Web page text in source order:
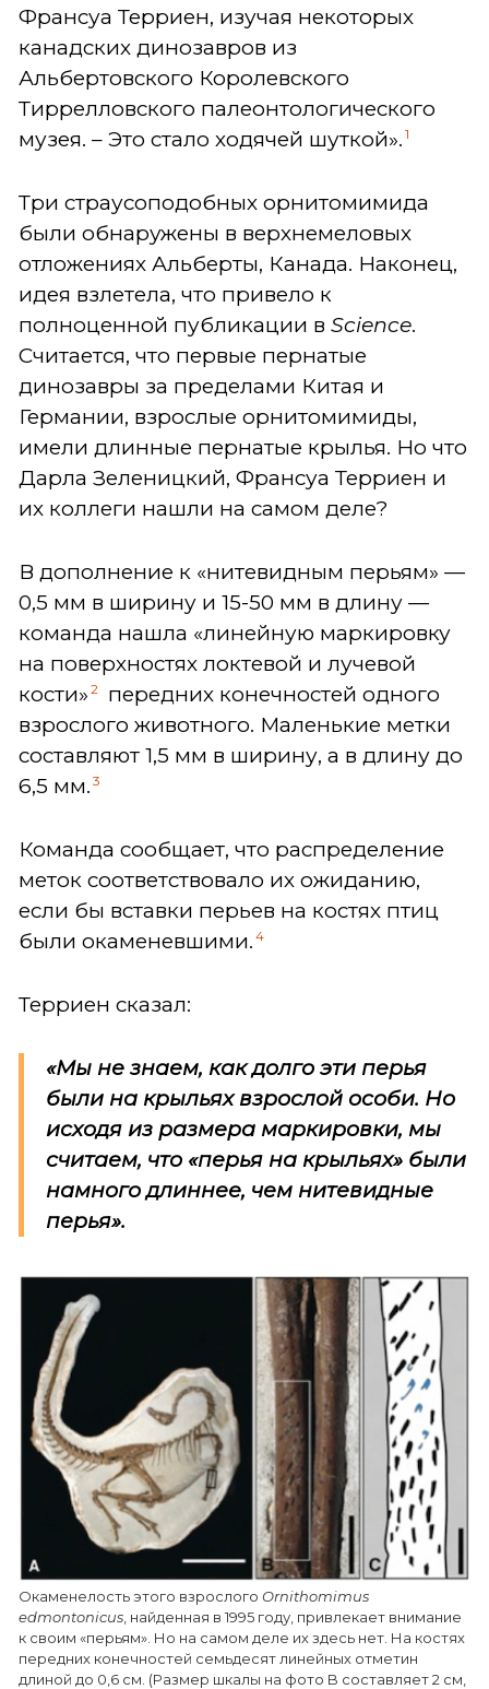
Франсуа Терриен, изучая некоторых
канадских динозавров из
Альбертовского Королевского
Тиррелловского палеонтологического
музея. – Это стало ходячей шуткой». 1
Три страусоподобных орнитомимида
были обнаружены в верхнемеловых
отложениях Альберты, Канада. Наконец,
идея взлетела, что привело к
полноценной публикации в Science.
Считается, что первые пернатые
динозавры за пределами Китая и
Германии, взрослые орнитомимиды,
имели длинные пернатые крылья. Но что
Дарла Зеленицкий, Франсуа Терриен и
их коллеги нашли на самом деле?
В дополнение к «нитевидным перьям» —
0,5 мм в ширину и 15-50 мм в длину —
команда нашла «линейную маркировку
на поверхностях локтевой и лучевой
кости» 2
передних конечностей одного
взрослого животного. Маленькие метки
составляют 1,5 мм в ширину, а в длину до
6,5 мм. 3
Команда сообщает, что распределение
меток соответствовало их ожиданию,
если бы вставки перьев на костях птиц
были окаменевшими. 4
Терриен сказал:
«Мы не знаем, как долго эти перья
были на крыльях взрослой особи. Но
исходя из размера маркировки, мы
считаем, что «перья на крыльях» были
намного длиннее, чем нитевидные
перья».
Окаменелость этого взрослого Ornithomimus
edmontonicus, найденная в 1995 году, привлекает внимание
к своим «перьям». Но на самом деле их здесь нет. На костях
передних конечностей семьдесят линейных отметин
длиной до 0,6 см. (Размер шкалы на фото B составляет 2 см,